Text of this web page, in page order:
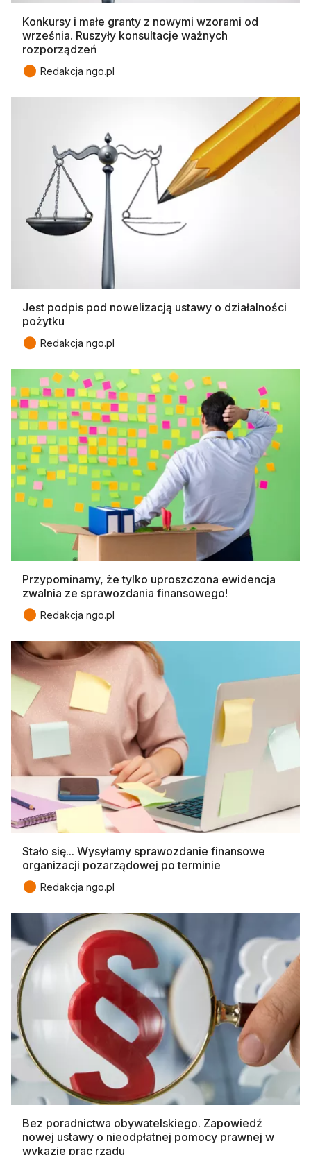
Konkursy i małe granty z nowymi wzorami od
września. Ruszyły konsultacje ważnych
rozporządzeń
● Redakcja ngo.pl
Jest podpis pod nowelizacją ustawy o działalności
pożytku
● Redakcja ngo.pl
Przypominamy, że tylko uproszczona ewidencja
zwalnia ze sprawozdania finansowego!
● Redakcja ngo.pl
Stało się... Wysyłamy sprawozdanie finansowe
organizacji pozarządowej po terminie
● Redakcja ngo.pl
Bez poradnictwa obywatelskiego. Zapowiedź
nowej ustawy o nieodpłatnej pomocy prawnej w
wykazie prac rządu